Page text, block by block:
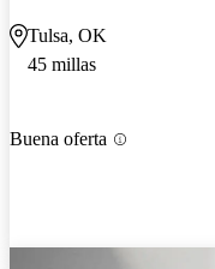
Tulsa, OK
45 millas
Buena oferta